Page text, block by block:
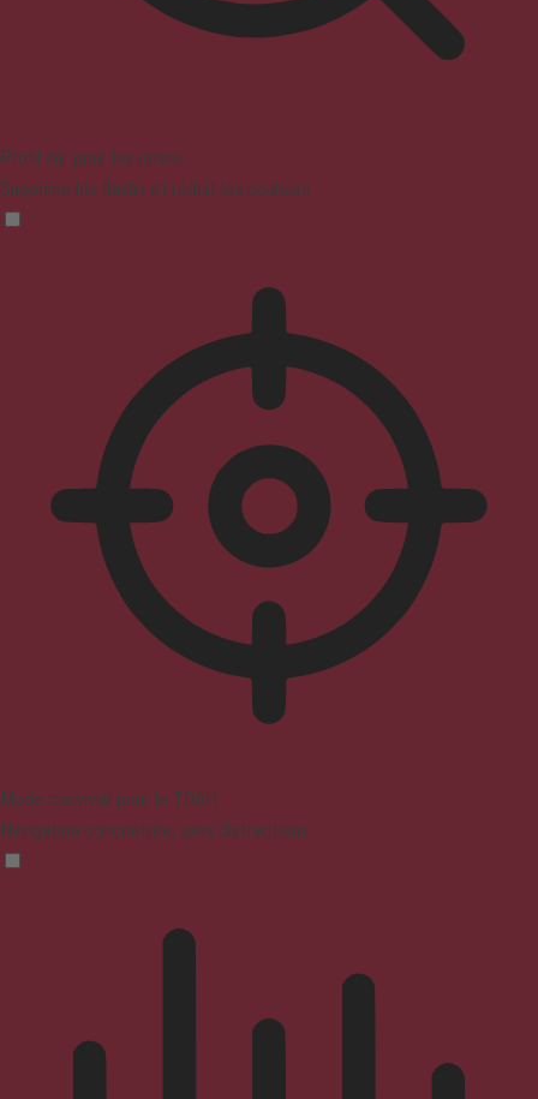
Profil sûr pour les crises
Supprime les flashs et réduit les couleurs
Mode convivial pour le TDAH
Navigation concentrée, sans distractions